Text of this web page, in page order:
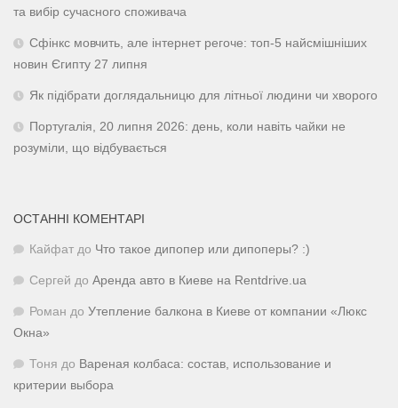
та вибір сучасного споживача
Сфінкс мовчить, але інтернет регоче: топ-5 найсмішніших
новин Єгипту 27 липня
Як підібрати доглядальницю для літньої людини чи хворого
Португалія, 20 липня 2026: день, коли навіть чайки не
розуміли, що відбувається
ОСТАННІ КОМЕНТАРІ
Кайфат до Что такое дипопер или дипоперы? :)
Сергей до Аренда авто в Киеве на Rentdrive.ua
Роман до Утепление балкона в Киеве от компании «Люкс
Окна»
Тоня до Вареная колбаса: состав, использование и
критерии выбора